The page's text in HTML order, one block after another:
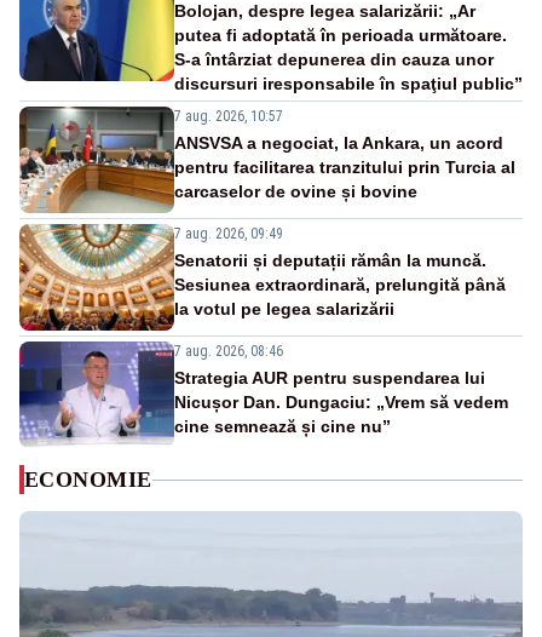
Bolojan, despre legea salarizării: „Ar
putea fi adoptată în perioada următoare.
S-a întârziat depunerea din cauza unor
discursuri iresponsabile în spaţiul public”
7 aug. 2026, 10:57
ANSVSA a negociat, la Ankara, un acord
pentru facilitarea tranzitului prin Turcia al
carcaselor de ovine și bovine
7 aug. 2026, 09:49
Senatorii și deputații rămân la muncă.
Sesiunea extraordinară, prelungită până
la votul pe legea salarizării
7 aug. 2026, 08:46
Strategia AUR pentru suspendarea lui
Nicușor Dan. Dungaciu: „Vrem să vedem
cine semnează și cine nu”
ECONOMIE